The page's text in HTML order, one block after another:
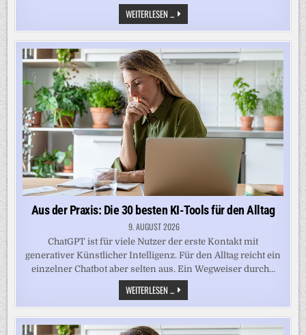
WEITERLESEN ...AUS
DER
PRAXIS:
DIE
30
BESTEN
KI-
TOOLS
FÜR
DEN
ALLTAG
Aus der Praxis: Die 30 besten KI-Tools für den Alltag
9. AUGUST 2026
ChatGPT ist für viele Nutzer der erste Kontakt mit
generativer Künstlicher Intelligenz. Für den Alltag reicht ein
einzelner Chatbot aber selten aus. Ein Wegweiser durch…
WEITERLESEN ... AUS
DER
PRAXIS:
DIE